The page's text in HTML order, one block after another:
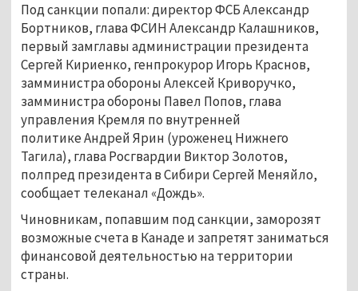
Под санкции попали: директор ФСБ Александр
Бортников, глава ФСИН Александр Калашников,
первый замглавы администрации президента
Сергей Кириенко, генпрокурор Игорь Краснов,
замминистра обороны Алексей Криворучко,
замминистра обороны Павел Попов, глава
управления Кремля по внутренней
политике Андрей Ярин (уроженец Нижнего
Тагила), глава Росгвардии Виктор Золотов,
полпред президента в Сибири Сергей Меняйло,
сообщает телеканал «Дождь».
Чиновникам, попавшим под санкции, заморозят
возможные счета в Канаде и запретят заниматься
финансовой деятельностью на территории
страны.